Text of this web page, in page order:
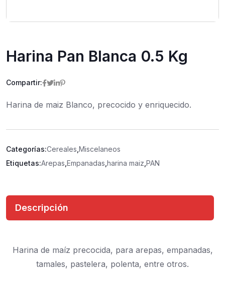
Harina Pan Blanca 0.5 Kg
Compartir:
Harina de maiz Blanco, precocido y enriquecido.
Categorías:Cereales Miscelaneos
Etiquetas:Arepas Empanadas harina maiz PAN
Descripción
Harina de maíz precocida, para arepas, empanadas,
tamales, pastelera, polenta, entre otros.